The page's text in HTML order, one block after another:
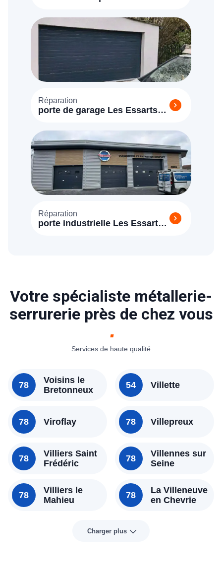
Réparation
porte de garage Les Essarts-
Réparation
porte industrielle Les Essarts-
Votre spécialiste métallerie-
serrurerie près de chez vous
Services de haute qualité
78
Voisins le
Bretonneux
78 Viroflay
78
Villiers Saint
Frédéric
78
Villiers le
Mahieu
54 Villette
78 Villepreux
78
Villennes sur
Seine
78
La Villeneuve
en Chevrie
Charger plus